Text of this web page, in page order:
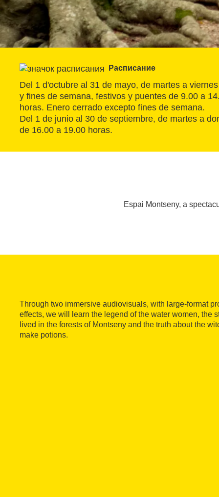
Расписание
Del 1 d'octubre al 31 de mayo, de martes a
y fines de semana, festivos y puentes de 9.00 a
horas. Enero cerrado excepto fines de semana.
Del 1 de junio al 30 de septiembre, de martes a
de 16.00 a 19.00 horas.
Espai Montseny, a
Through two immersive audiovisuals, with large-format
effects, we will learn the legend of the water women, the
lived in the forests of Montseny and the truth about the
make potions.